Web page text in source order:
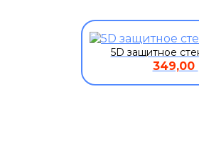
5D защитное
349,00